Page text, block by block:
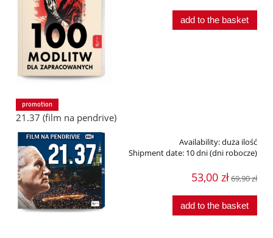
add to the basket
21.37 (film na pendrive)
Availability:duża ilość
Shipment date: 10 dni (dni robocze)
53,00 zł69,90 zł
add to the basket
promotion